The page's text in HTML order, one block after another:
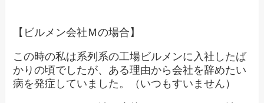
【ビルメン会社Ｍの場合】
この時の私は系列系の工場ビルメンに入社したば
かりの頃でしたが、ある理由から会社を辞めたい
病を発症していました。（いつもすいません）